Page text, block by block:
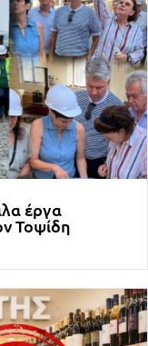
έργα
Τοψίδη